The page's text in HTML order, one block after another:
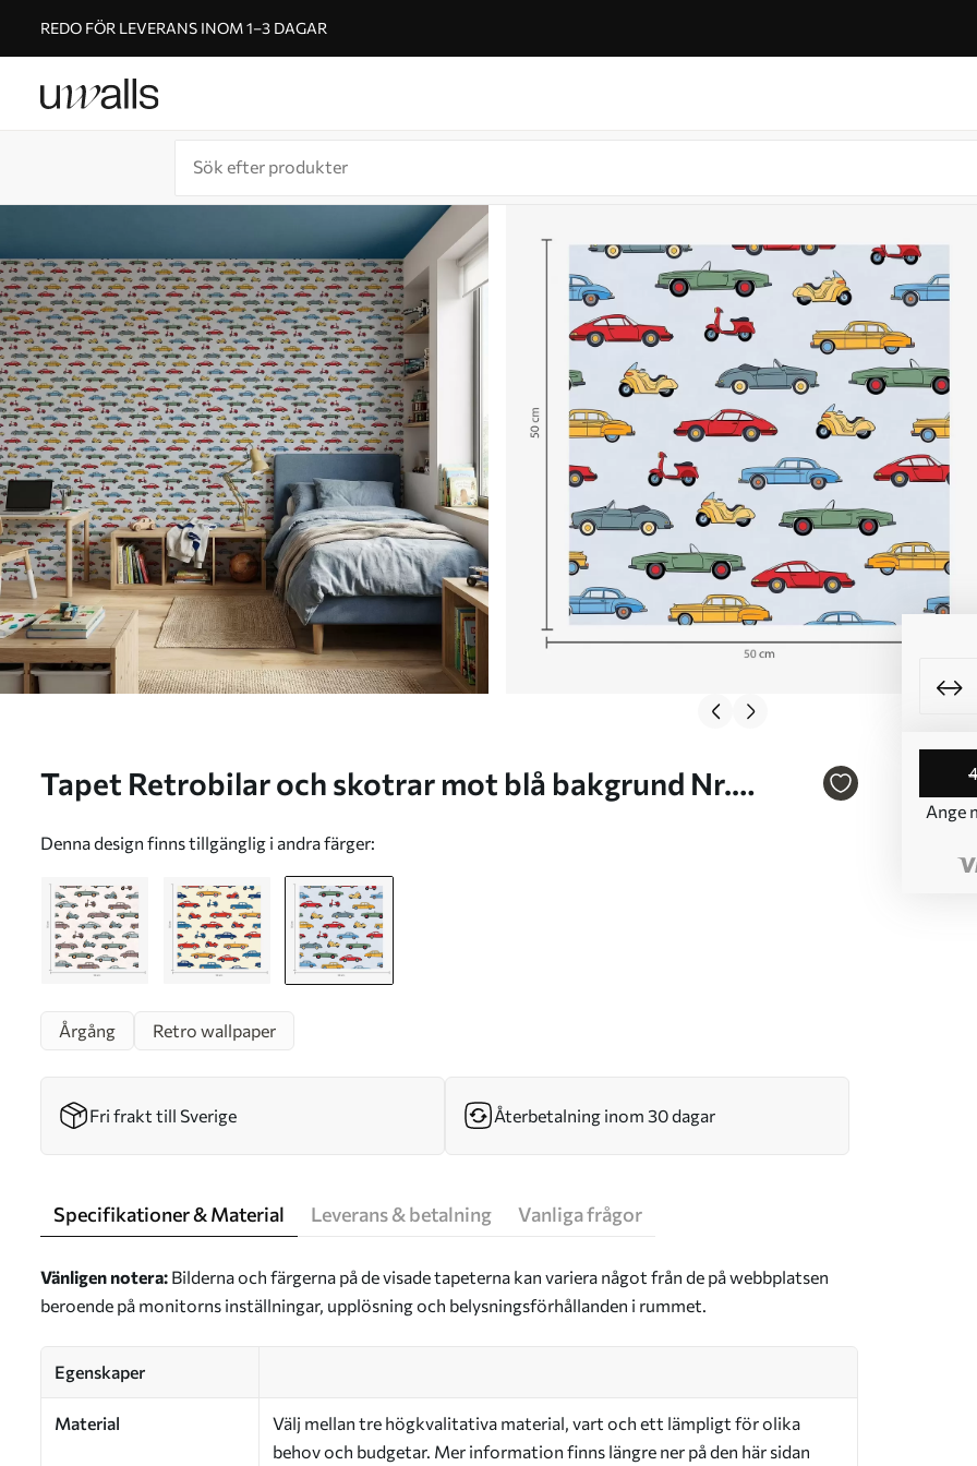
REDO FÖR LEVERANS INOM 1–3 DAGAR
Tapet Retrobilar och skotrar mot blå bakgrund Nr.
Denna design finns tillgänglig i andra färger:
Ange
Årgång Retro wallpaper
Fri frakt till Sverige Återbetalning inom 30 dagar
Specifikationer & Material Leverans & betalning Vanliga frågor
Vänligen notera: Bilderna och färgerna på de visade tapeterna kan variera något från de på webbplatsen
beroende på monitorns inställningar, upplösning och belysningsförhållanden i rummet.
Egenskaper
Material
Välj mellan tre högkvalitativa material, vart och ett lämpligt för olika
behov och budgetar. Mer information finns längre ner på den här sidan